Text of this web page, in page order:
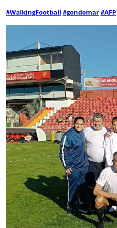
#WalkingFootball #gondomar#AFP